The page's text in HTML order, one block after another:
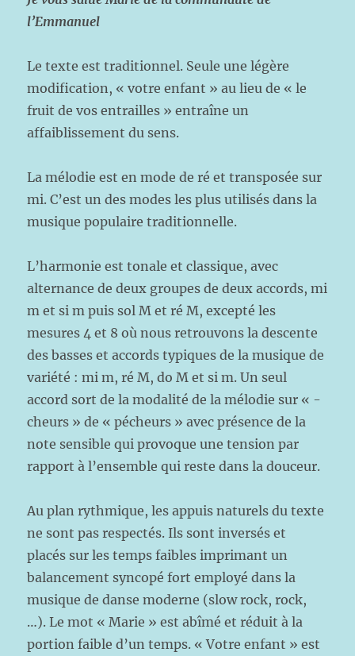
l’Emmanuel
Le texte est traditionnel. Seule une légère
modification, « votre enfant » au lieu de « le
fruit de vos entrailles » entraîne un
affaiblissement du sens.
La mélodie est en mode de ré et transposée sur
mi. C’est un des modes les plus utilisés dans la
musique populaire traditionnelle.
L’harmonie est tonale et classique, avec
alternance de deux groupes de deux accords, mi
m et si m puis sol M et ré M, excepté les
mesures 4 et 8 où nous retrouvons la descente
des basses et accords typiques de la musique de
variété : mi m, ré M, do M et si m. Un seul
accord sort de la modalité de la mélodie sur « -
cheurs » de « pécheurs » avec présence de la
note sensible qui provoque une tension par
rapport à l’ensemble qui reste dans la douceur.
Au plan rythmique, les appuis naturels du texte
ne sont pas respectés. Ils sont inversés et
placés sur les temps faibles imprimant un
balancement syncopé fort employé dans la
musique de danse moderne (slow rock, rock,
…). Le mot « Marie » est abîmé et réduit à la
portion faible d’un temps. « Votre enfant » est